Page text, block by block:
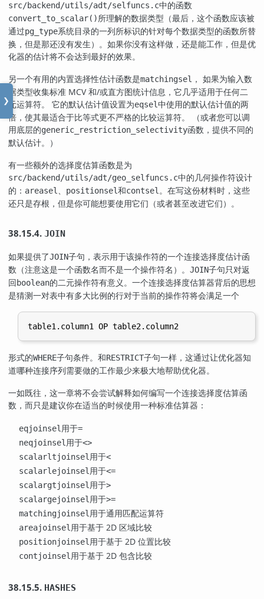
❯
src/backend/utils/adt/selfuncs.c中的函数
convert_to_scalar()所理解的数据类型（最后，这个函数应该被
通过pg_type系统目录的一列所标识的针对每个数据类型的函数所替
换，但是那还没有发生）。如果你没有这样做，还是能工作，但是优
化器的估计将不会达到最好的效果。
另一个有用的内置选择性估计函数是matchingsel ， 如果为输入数
据类型收集标准 MCV 和/或直方图统计信息，它几乎适用于任何二
元运算符。 它的默认估计值设置为eqsel中使用的默认估计值的两
倍，使其最适合于比等式更不严格的比较运算符。 （或者您可以调
用底层的generic_restriction_selectivity函数，提供不同的
默认估计。）
有一些额外的选择度估算函数是为
src/backend/utils/adt/geo_selfuncs.c中的几何操作符设计
的： areasel positionsel和contsel 。在写这份材料时，这些
还只是存根，但是你可能想要使用它们（或者甚至改进它们）。
38.15.4. JOIN
如果提供了JOIN子句，表示用于该操作符的一个连接选择度估计函
数（注意这是一个函数名而不是一个操作符名）。 JOIN子句只对返
回boolean的二元操作符有意义。一个连接选择度估算器背后的思想
是猜测一对表中有多大比例的行对于当前的操作符将会满足一个
形式的WHERE子句条件。和RESTRICT子句一样，这通过让优化器知
道哪种连接序列需要做的工作最少来极大地帮助优化器。
一如既往，这一章将不会尝试解释如何编写一个连接选择度估算函
数，而只是建议你在适当的时候使用一种标准估算器：
eqjoinsel用于=
neqjoinsel用于<>
scalarltjoinsel用于<
scalarlejoinsel用于<=
scalargtjoinsel用于>
scalargejoinsel用于>=
matchingjoinsel用于通用匹配运算符
areajoinsel用于基于 2D 区域比较
positionjoinsel用于基于 2D 位置比较
contjoinsel用于基于 2D 包含比较
38.15.5. HASHES